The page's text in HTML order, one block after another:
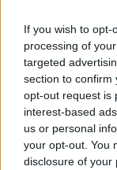
If you wish to
processing of
targeted
section to confirm
opt-out request is
interest-based
us or personal
your opt-out. You
disclosure of your
virtuale di energia
3) negli interesse
a famiglie e
Sarà un Convegno
risposta a questa
Adolfo Santoro